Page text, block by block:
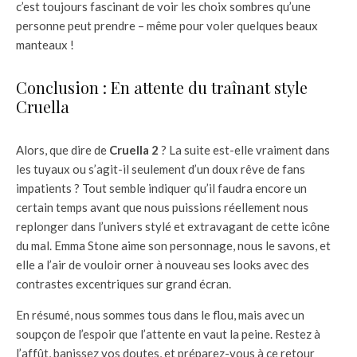
c’est toujours fascinant de voir les choix sombres qu’une
personne peut prendre – même pour voler quelques beaux
manteaux !
Conclusion : En attente du traînant style
Cruella
Alors, que dire de Cruella 2 ? La suite est-elle vraiment dans
les tuyaux ou s’agit-il seulement d’un doux rêve de fans
impatients ? Tout semble indiquer qu’il faudra encore un
certain temps avant que nous puissions réellement nous
replonger dans l’univers stylé et extravagant de cette icône
du mal. Emma Stone aime son personnage, nous le savons, et
elle a l’air de vouloir orner à nouveau ses looks avec des
contrastes excentriques sur grand écran.
En résumé, nous sommes tous dans le flou, mais avec un
soupçon de l’espoir que l’attente en vaut la peine. Restez à
l’affût, banissez vos doutes, et préparez-vous à ce retour